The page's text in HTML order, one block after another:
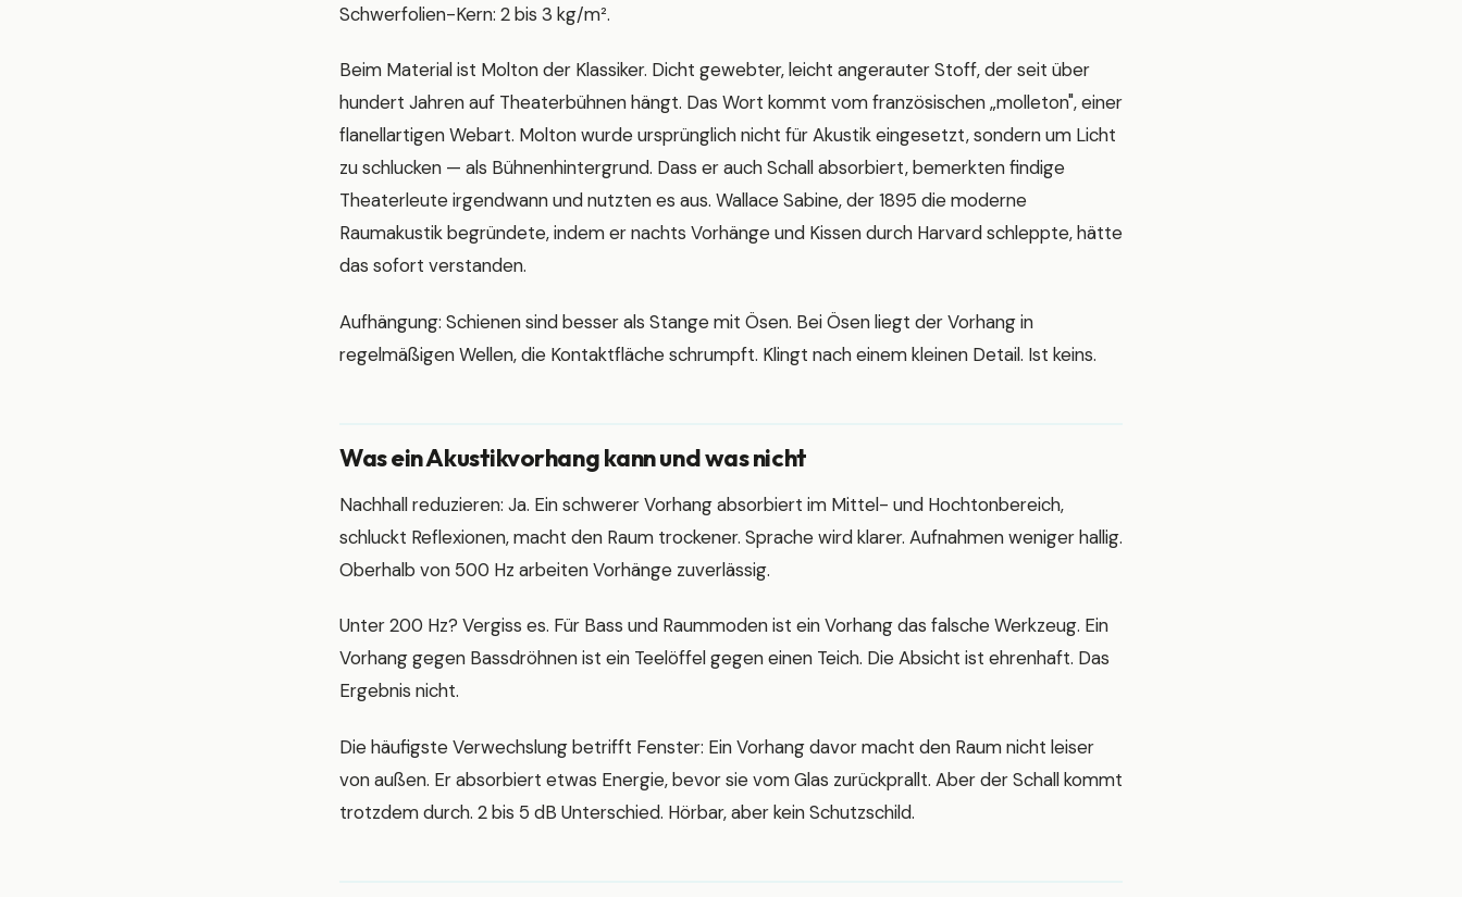
Schwerfolien-Kern: 2 bis 3 kg/m².
Beim Material ist Molton der Klassiker. Dicht gewebter, leicht angerauter Stoff, der seit über
hundert Jahren auf Theaterbühnen hängt. Das Wort kommt vom französischen „molleton", einer
flanellartigen Webart. Molton wurde ursprünglich nicht für Akustik eingesetzt, sondern um Licht
zu schlucken — als Bühnenhintergrund. Dass er auch Schall absorbiert, bemerkten findige
Theaterleute irgendwann und nutzten es aus. Wallace Sabine, der 1895 die moderne
Raumakustik begründete, indem er nachts Vorhänge und Kissen durch Harvard schleppte, hätte
das sofort verstanden.
Aufhängung: Schienen sind besser als Stange mit Ösen. Bei Ösen liegt der Vorhang in
regelmäßigen Wellen, die Kontaktfläche schrumpft. Klingt nach einem kleinen Detail. Ist keins.
Was ein Akustikvorhang kann und was nicht
Nachhall reduzieren: Ja. Ein schwerer Vorhang absorbiert im Mittel- und Hochtonbereich,
schluckt Reflexionen, macht den Raum trockener. Sprache wird klarer. Aufnahmen weniger hallig.
Oberhalb von 500 Hz arbeiten Vorhänge zuverlässig.
Unter 200 Hz? Vergiss es. Für Bass und Raummoden ist ein Vorhang das falsche Werkzeug. Ein
Vorhang gegen Bassdröhnen ist ein Teelöffel gegen einen Teich. Die Absicht ist ehrenhaft. Das
Ergebnis nicht.
Die häufigste Verwechslung betrifft Fenster: Ein Vorhang davor macht den Raum nicht leiser
von außen. Er absorbiert etwas Energie, bevor sie vom Glas zurückprallt. Aber der Schall kommt
trotzdem durch. 2 bis 5 dB Unterschied. Hörbar, aber kein Schutzschild.